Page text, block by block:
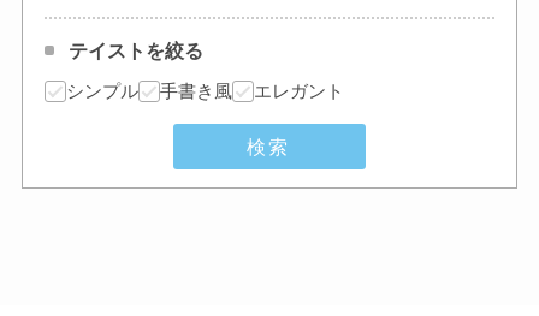
テイストを絞る
シンプル 手書き風 エレガント
検索